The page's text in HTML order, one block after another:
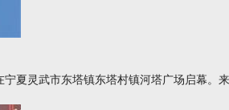
夏灵武市东塔镇东塔村镇河塔广场启幕。